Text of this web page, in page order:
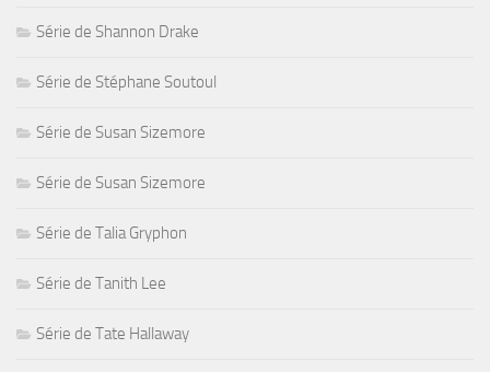
Série de Shannon Drake
Série de Stéphane Soutoul
Série de Susan Sizemore
Série de Susan Sizemore
Série de Talia Gryphon
Série de Tanith Lee
Série de Tate Hallaway